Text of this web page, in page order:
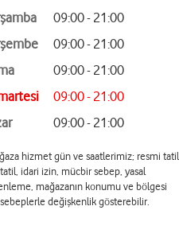
09:00 - 21:00
09:00 - 21:00
09:00 - 21:00
09:00 - 21:00
09:00 - 21:00
hizmet gün ve saatlerimiz; resmi tatil,
idari izin, mücbir sebep, yasal
mağazanın konumu ve bölgesi
değişkenlik gösterebilir.